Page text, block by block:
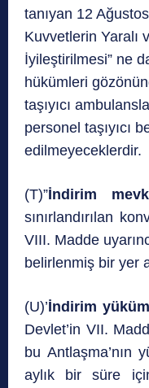
tanıyan 12
Kuvvetlerin Yaralı
İyileştirilmesi” ne
hükümleri
taşıyıcı
personel taşıyıcı
edilmeyeceklerdir.
(T)”İndirim
sınırlandırılan
VIII. Madde
belirlenmiş bir yer
(U)’İndirim
Devlet’in VII.
bu Antlaşma’nın
aylık bir süre